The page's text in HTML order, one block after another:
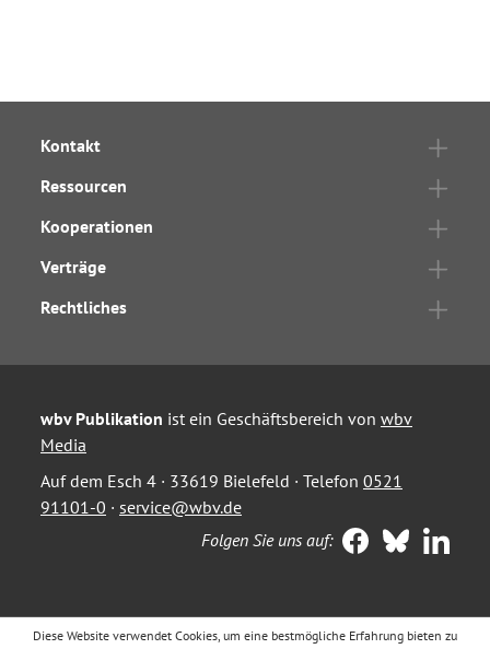
Kontakt
Ressourcen
Kooperationen
Verträge
Rechtliches
wbv Publikation ist ein Geschäftsbereich von wbv
Media
Auf dem Esch 4 · 33619 Bielefeld · Telefon 0521
91101-0 · service@wbv.de
Folgen Sie uns auf:
Diese Website verwendet Cookies, um eine bestmögliche Erfahrung bieten zu